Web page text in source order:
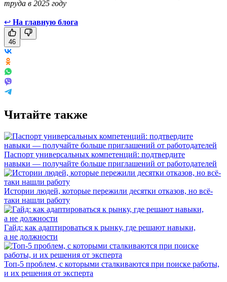
труда в 2025 году
↩ На главную блога
46
Читайте также
Паспорт универсальных компетенций: подтвердите
навыки — получайте больше приглашений от работодателей
Истории людей, которые пережили десятки отказов, но всё-
таки нашли работу
Гайд: как адаптироваться к рынку, где решают навыки,
а не должности
Топ-5 проблем, с которыми сталкиваются при поиске работы,
и их решения от эксперта